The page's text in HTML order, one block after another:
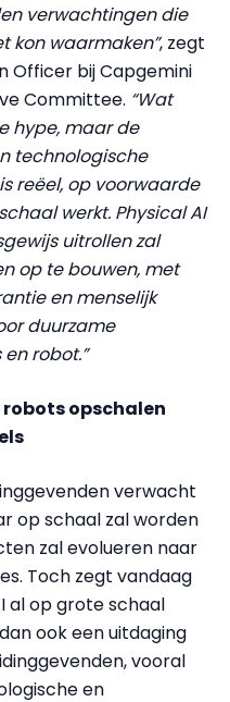
verwachtingen die
kon waarmaken”, zegt
Officer bij Capgemini
Committee. “Wat
hype, maar de
technologische
reëel, op voorwaarde
werkt. Physical AI
uitrollen zal
op te bouwen, met
en menselijk
duurzame
robot.”
opschalen
verwacht
op schaal zal worden
zal evolueren naar
Toch zegt vandaag
al op grote schaal
ook een uitdaging
vooral
en